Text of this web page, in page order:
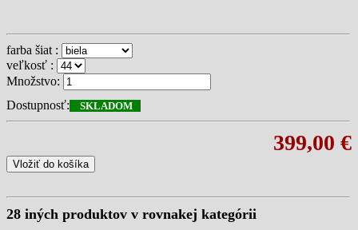
farba šiat :
veľkosť :
Množstvo:
Dostupnosť:
SKLADOM
399,00 €
Vložiť do košíka
28 iných produktov v rovnakej kategórii